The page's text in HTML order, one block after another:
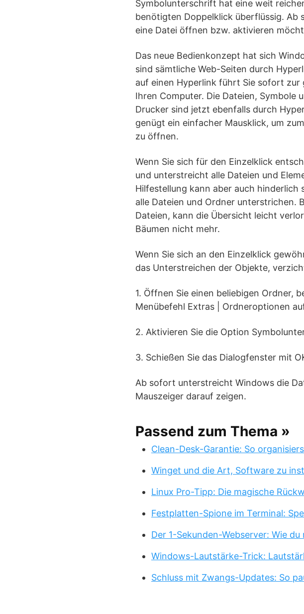
Symbolunterschrift hat eine weit
benötigten Doppelklick überflüssig. Ab
eine Datei öffnen bzw. aktivieren
Das neue Bedienkonzept hat sich
sind sämtliche Web-Seiten durch
auf einen Hyperlink führt Sie sofort
Ihren Computer. Die Dateien, Symbole
Drucker sind jetzt ebenfalls durch
genügt ein einfacher Mausklick, um
zu öffnen.
Wenn Sie sich für den Einzelklick
und unterstreicht alle Dateien und
Hilfestellung kann aber auch hinderlich
alle Dateien und Ordner unterstrichen.
Dateien, kann die Übersicht leicht
Bäumen nicht mehr.
Wenn Sie sich an den Einzelklick
das Unterstreichen der Objekte,
1. Öffnen Sie einen beliebigen Ordner,
Menübefehl Extras | Ordneroptionen
2. Aktivieren Sie die Option
3. Schießen Sie das Dialogfenster mit
Ab sofort unterstreicht Windows die
Mauszeiger darauf zeigen.
Passend zum Thema »
Clean-Desk-Garantie: So
Winget und die Art, Software zu
Linux Pro-Tipp: Die magische
Festplatten-Spione im Terminal:
Der 1-Sekunden-Webserver: Wie
Windows-Lautstärke-Trick:
Schluss mit Zwangs-Updates: So